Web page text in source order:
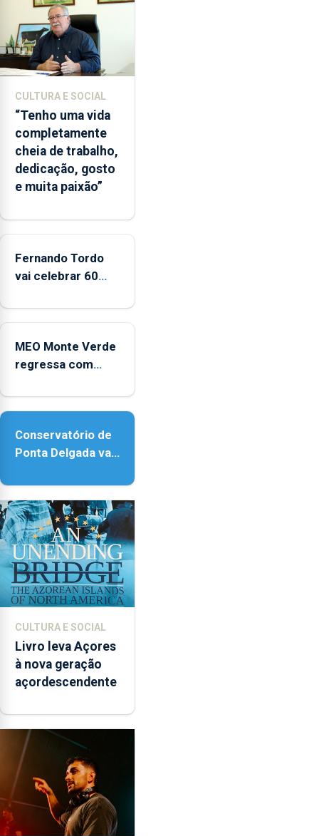
vez
desde
o
início
da
época
balnear
CULTURA E SOCIAL
“Tenho uma vida
completamente
cheia de trabalho,
dedicação, gosto
e muita paixão”
Fernando Tordo
vai celebrar 60
no Coliseu
MEO Monte Verde
regressa com
acessibilidade
Conservatório de
Ponta Delgada vai
instrumentos
CULTURA E SOCIAL
Livro leva Açores
à nova geração
açordescendente